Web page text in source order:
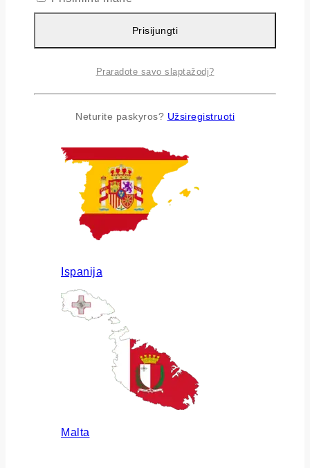
Airija
Ispanija
Malta
Prisijungti
Praradote savo slaptažodį?
Neturite paskyros? Užsiregistruoti